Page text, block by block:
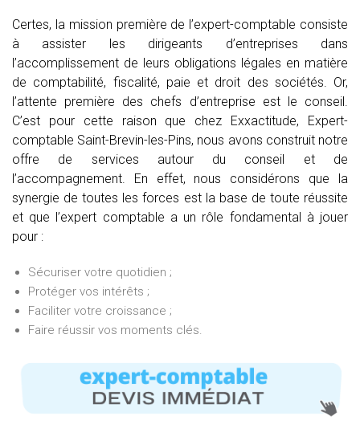
Certes, la mission première de l’expert-comptable consiste
à assister les dirigeants d’entreprises dans
l’accomplissement de leurs obligations légales en matière
de comptabilité, fiscalité, paie et droit des sociétés. Or,
l’attente première des chefs d’entreprise est le conseil.
C’est pour cette raison que chez Exxactitude, Expert-
comptable Saint-Brevin-les-Pins, nous avons construit notre
offre de services autour du conseil et de
l’accompagnement. En effet, nous considérons que la
synergie de toutes les forces est la base de toute réussite
et que l’expert comptable a un rôle fondamental à jouer
pour :
Sécuriser votre quotidien ;
Protéger vos intérêts ;
Faciliter votre croissance ;
Faire réussir vos moments clés.